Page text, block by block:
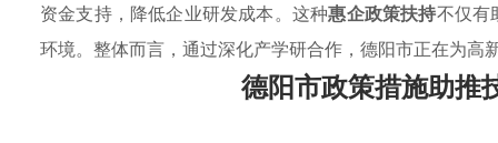
资金支持，降低企业研发成本。这种惠企政策扶持不仅有
环境。整体而言，通过深化产学研合作，德阳市正在为高
德阳市政策措施助推